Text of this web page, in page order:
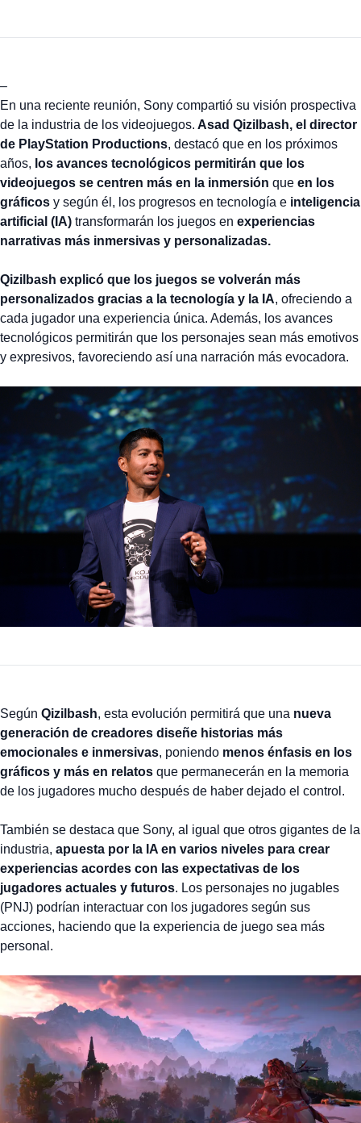
–
En una reciente reunión, Sony compartió su visión prospectiva
de la industria de los videojuegos. Asad Qizilbash, el director
de PlayStation Productions, destacó que en los próximos
años, los avances tecnológicos permitirán que los
videojuegos se centren más en la inmersión que en los
gráficos y según él, los progresos en tecnología e inteligencia
artificial (IA) transformarán los juegos en experiencias
narrativas más inmersivas y personalizadas.
Qizilbash explicó que los juegos se volverán más
personalizados gracias a la tecnología y la IA, ofreciendo a
cada jugador una experiencia única. Además, los avances
tecnológicos permitirán que los personajes sean más emotivos
y expresivos, favoreciendo así una narración más evocadora.
Según Qizilbash, esta evolución permitirá que una nueva
generación de creadores diseñe historias más
emocionales e inmersivas, poniendo menos énfasis en los
gráficos y más en relatos que permanecerán en la memoria
de los jugadores mucho después de haber dejado el control.
También se destaca que Sony, al igual que otros gigantes de la
industria, apuesta por la IA en varios niveles para crear
experiencias acordes con las expectativas de los
jugadores actuales y futuros. Los personajes no jugables
(PNJ) podrían interactuar con los jugadores según sus
acciones, haciendo que la experiencia de juego sea más
personal.